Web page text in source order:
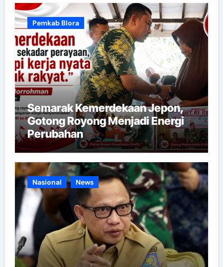
Pemkab Blora
Semarak Kemerdekaan Jepon,
Gotong Royong Menjadi Energi
Perubahan
Nasional News